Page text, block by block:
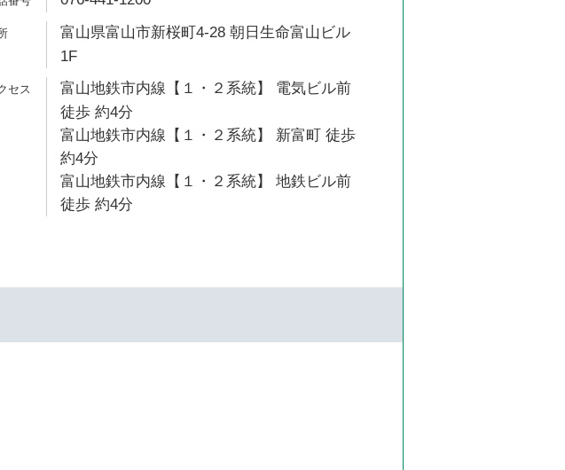
富山県富山市新桜町4-28 朝日生命富山ビル
1F
富山地鉄市内線【１・２系統】 電気ビル前
徒歩 約4分
富山地鉄市内線【１・２系統】 新富町 徒歩
約4分
富山地鉄市内線【１・２系統】 地鉄ビル前
徒歩 約4分